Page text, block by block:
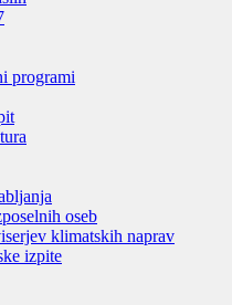
programi
oseb
klimatskih naprav
izpite